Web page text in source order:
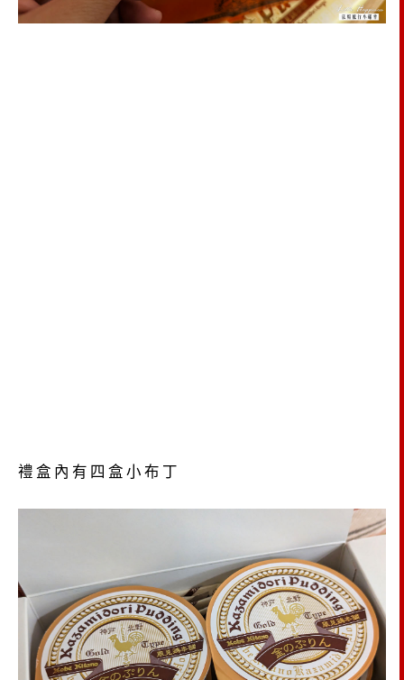
禮盒內有四盒小布丁